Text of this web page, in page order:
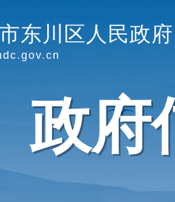
东川区人民政府
政府